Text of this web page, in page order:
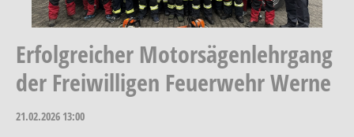
Erfolgreicher Motorsägenlehrgang
der Freiwilligen Feuerwehr Werne
21.02.2026 13:00